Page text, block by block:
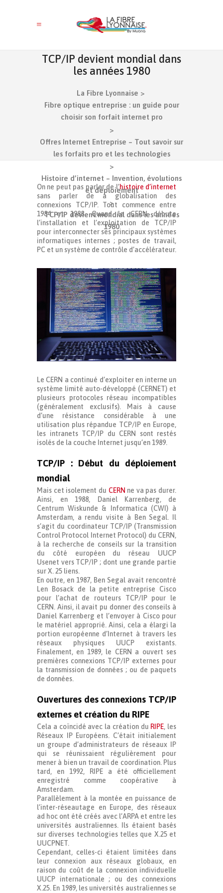
TCP/IP devient mondial dans
les années 1980
La Fibre Lyonnaise >
Fibre optique entreprise : un guide pour
choisir son forfait internet pro
>
Offres Internet Entreprise – Tout savoir sur
les forfaits pro et les technologies
>
Histoire d’internet – Invention, évolutions
et déploiement
>
TCP/IP devient mondial dans les années
1980
On ne peut pas parler de l’histoire d’internet
sans parler de a globalisation des
connexions TCP/IP. Tout commence entre
1984 et 1988. Quand le CERN débute
l’installation et l’exploitation de TCP/IP
pour interconnecter ses principaux systèmes
informatiques internes ; postes de travail,
PC et un système de contrôle d’accélérateur.
Le CERN a continué d’exploiter en interne un
système limité auto-développé (CERNET) et
plusieurs protocoles réseau incompatibles
(généralement exclusifs). Mais à cause
d’une résistance considérable à une
utilisation plus répandue TCP/IP en Europe,
les intranets TCP/IP du CERN sont restés
isolés de la couche Internet jusqu’en 1989.
TCP/IP : Début du déploiement
mondial
Mais cet isolement du CERN ne va pas durer.
Ainsi, en 1988, Daniel Karrenberg, de
Centrum Wiskunde & Informatica (CWI) à
Amsterdam, a rendu visite à Ben Segal. Il
s’agit du coordinateur TCP/IP (Transmission
Control Protocol Internet Protocol) du CERN,
à la recherche de conseils sur la transition
du côté européen du réseau UUCP
Usenet vers TCP/IP ; dont une grande partie
sur X. 25 liens.
En outre, en 1987, Ben Segal avait rencontré
Len Bosack de la petite entreprise Cisco
pour l’achat de routeurs TCP/IP pour le
CERN. Ainsi, il avait pu donner des conseils à
Daniel Karrenberg et l’envoyer à Cisco pour
le matériel approprié. Ainsi, cela a élargi la
portion européenne d’Internet à travers les
réseaux physiques UUCP existants.
Finalement, en 1989, le CERN a ouvert ses
premières connexions TCP/IP externes pour
la transmission de données ; ou de paquets
de données.
Ouvertures des connexions TCP/IP
externes et création du RIPE
Cela a coïncidé avec la création du RIPE, les
Réseaux IP Européens. C’était initialement
un groupe d’administrateurs de réseaux IP
qui se réunissaient régulièrement pour
mener à bien un travail de coordination. Plus
tard, en 1992, RIPE a été officiellement
enregistré comme coopérative à
Amsterdam.
Parallèlement à la montée en puissance de
l’inter-réseautage en Europe, des réseaux
ad hoc ont été créés avec l’ARPA et entre les
universités australiennes. Ils étaient basés
sur diverses technologies telles que X.25 et
UUCPNET.
Cependant, celles-ci étaient limitées dans
leur connexion aux réseaux globaux, en
raison du coût de la connexion individuelle
UUCP internationale ; ou des connexions
X.25. En 1989, les universités australiennes se